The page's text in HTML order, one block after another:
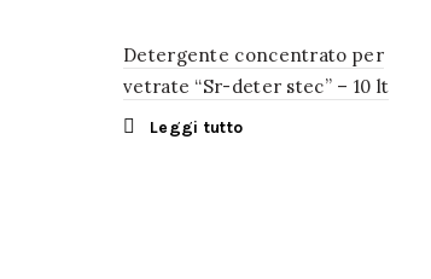
Detergente concentrato per
vetrate “Sr-deter stec” – 10 lt
Leggi tutto